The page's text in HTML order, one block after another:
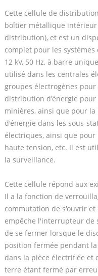
Cette cellule de
boîtier métallique
distribution), et est un
complet pour les
12 kV, 50 Hz, à barre
utilisé dans les centrales
groupes électrogènes
distribution d'énergie
minières, ainsi que pour
d'énergie dans les sous-
électriques, ainsi que
haute tension, etc. Il est
la surveillance.
Cette cellule répond aux
Il a la fonction de
commutation de s'ouvrir et
empêche l'interrupteur de
de se fermer lorsque le
position fermée pendant
dans la pièce électrifiée et
terre étant fermé par